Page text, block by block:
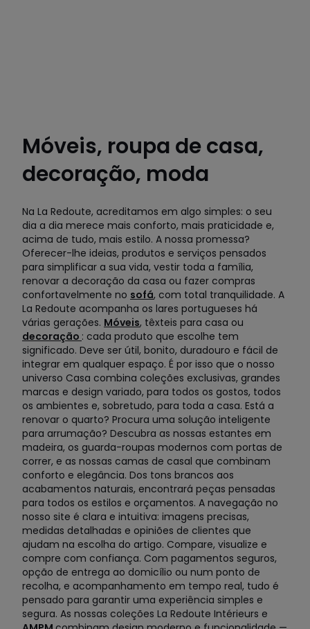
Móveis, roupa de casa,
decoração, moda
Na La Redoute, acreditamos em algo simples: o seu
dia a dia merece mais conforto, mais praticidade e,
acima de tudo, mais estilo. A nossa promessa?
Oferecer-lhe ideias, produtos e serviços pensados
para simplificar a sua vida, vestir toda a família,
renovar a decoração da casa ou fazer compras
confortavelmente no sofá, com total tranquilidade. A
La Redoute acompanha os lares portugueses há
várias gerações. Móveis, têxteis para casa ou
decoração : cada produto que escolhe tem
significado. Deve ser útil, bonito, duradouro e fácil de
integrar em qualquer espaço. É por isso que o nosso
universo Casa combina coleções exclusivas, grandes
marcas e design variado, para todos os gostos, todos
os ambientes e, sobretudo, para toda a casa. Está a
renovar o quarto? Procura uma solução inteligente
para arrumação? Descubra as nossas estantes em
madeira, os guarda-roupas modernos com portas de
correr, e as nossas camas de casal que combinam
conforto e elegância. Dos tons brancos aos
acabamentos naturais, encontrará peças pensadas
para todos os estilos e orçamentos. A navegação no
nosso site é clara e intuitiva: imagens precisas,
medidas detalhadas e opiniões de clientes que
ajudam na escolha do artigo. Compare, visualize e
compre com confiança. Com pagamentos seguros,
opção de entrega ao domicílio ou num ponto de
recolha, e acompanhamento em tempo real, tudo é
pensado para garantir uma experiência simples e
segura. As nossas coleções La Redoute Intérieurs e